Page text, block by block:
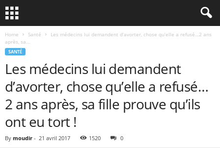
Home Santé
Les médecins lui demandent d’avorter, chose qu’elle a refusé…2 ans
après, sa...
SANTÉ
Les médecins lui demandent
d’avorter, chose qu’elle a refusé…
2 ans après, sa fille prouve qu’ils
ont eu tort !
By moudir - 21 avril 2017 1520 0